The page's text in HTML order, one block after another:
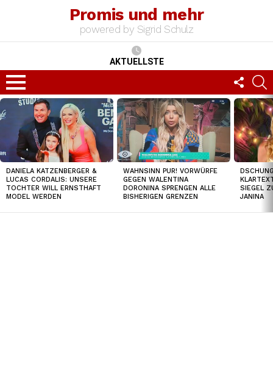
Promis und mehr
powered by Sigrid Schulz
AKTUELLSTE
Menu
US
TOP
NEWS
DANIELA KATZENBERGER &
LUCAS CORDALIS: UNSERE
TOCHTER WILL ERNSTHAFT
MODEL WERDEN
WAHNSINN PUR! VORWÜRFE
GEGEN WALENTINA
DORONINA SPRENGEN ALLE
BISHERIGEN GRENZEN
SIEGEL
JANINA